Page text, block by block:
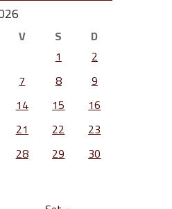
V S
D
1
2
7 8
9
14 15
16
21 22
23
28 29
30